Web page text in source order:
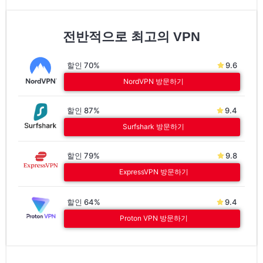
전반적으로 최고의 VPN
할인 70% 9.6
NordVPN 방문하기
할인 87% 9.4
Surfshark 방문하기
할인 79% 9.8
ExpressVPN 방문하기
할인 64% 9.4
Proton VPN 방문하기